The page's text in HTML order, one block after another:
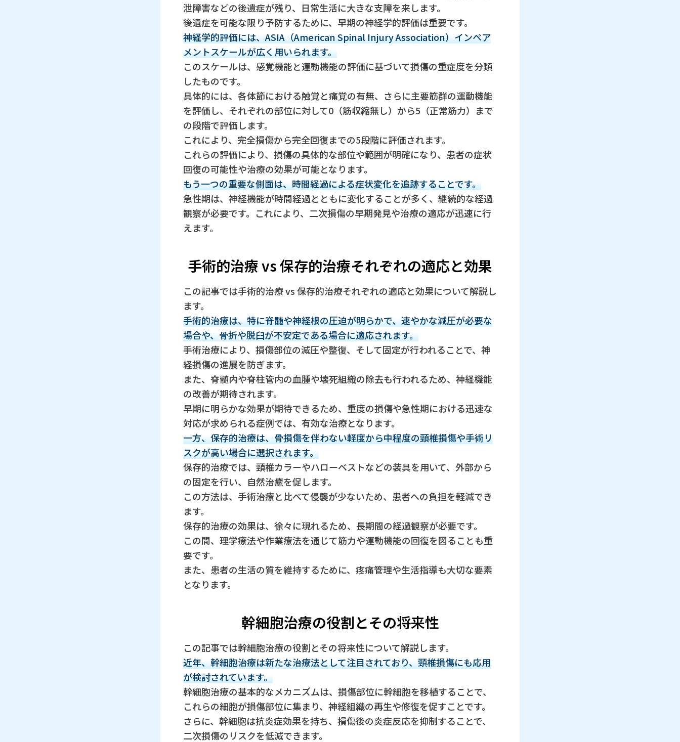
泄障害などの後遺症が残り、日常生活に大きな支障を来します。
後遺症を可能な限り予防するために、早期の神経学的評価は重要です。
神経学的評価には、ASIA（American Spinal Injury Association）インペア
メントスケールが広く用いられます。
このスケールは、感覚機能と運動機能の評価に基づいて損傷の重症度を分類
したものです。
具体的には、各体節における触覚と痛覚の有無、さらに主要筋群の運動機能
を評価し、それぞれの部位に対して0（筋収縮無し）から5（正常筋力）まで
の段階で評価します。
これにより、完全損傷から完全回復までの5段階に評価されます。
これらの評価により、損傷の具体的な部位や範囲が明確になり、患者の症状
回復の可能性や治療の効果が可能となります。
もう一つの重要な側面は、時間経過による症状変化を追跡することです。
急性期は、神経機能が時間経過とともに変化することが多く、継続的な経過
観察が必要です。これにより、二次損傷の早期発見や治療の適応が迅速に行
えます。
手術的治療 vs 保存的治療それぞれの適応と効果
この記事では手術的治療 vs 保存的治療それぞれの適応と効果について解説し
ます。
手術的治療は、特に脊髄や神経根の圧迫が明らかで、速やかな減圧が必要な
場合や、骨折や脱臼が不安定である場合に適応されます。
手術治療により、損傷部位の減圧や整復、そして固定が行われることで、神
経損傷の進展を防ぎます。
また、脊髄内や脊柱管内の血腫や壊死組織の除去も行われるため、神経機能
の改善が期待されます。
早期に明らかな効果が期待できるため、重度の損傷や急性期における迅速な
対応が求められる症例では、有効な治療となります。
一方、保存的治療は、骨損傷を伴わない軽度から中程度の頸椎損傷や手術リ
スクが高い場合に選択されます。
保存的治療では、頸椎カラーやハローベストなどの装具を用いて、外部から
の固定を行い、自然治癒を促します。
この方法は、手術治療と比べて侵襲が少ないため、患者への負担を軽減でき
ます。
保存的治療の効果は、徐々に現れるため、長期間の経過観察が必要です。
この間、理学療法や作業療法を通じて筋力や運動機能の回復を図ることも重
要です。
また、患者の生活の質を維持するために、疼痛管理や生活指導も大切な要素
となります。
幹細胞治療の役割とその将来性
この記事では幹細胞治療の役割とその将来性について解説します。
近年、幹細胞治療は新たな治療法として注目されており、頸椎損傷にも応用
が検討されています。
幹細胞治療の基本的なメカニズムは、損傷部位に幹細胞を移植することで、
これらの細胞が損傷部位に集まり、神経組織の再生や修復を促すことです。
さらに、幹細胞は抗炎症効果を持ち、損傷後の炎症反応を抑制することで、
二次損傷のリスクを低減できます。